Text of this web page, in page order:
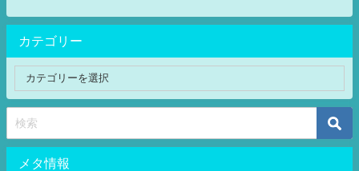
カテゴリー
メタ情報